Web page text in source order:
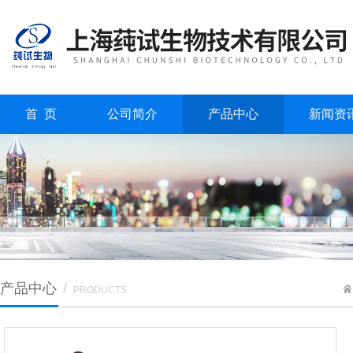
首 页 公司简介 产品中心 新闻资
产品中心 / PRODUCTS